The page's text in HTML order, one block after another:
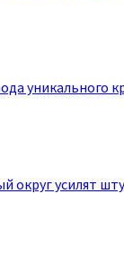
уникального
округ усилят